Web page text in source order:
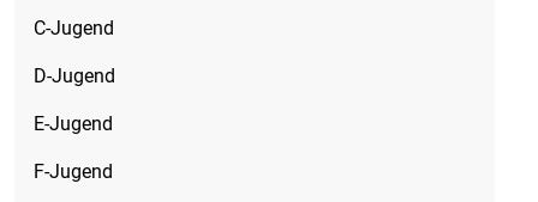
C-Jugend
D-Jugend
E-Jugend
F-Jugend